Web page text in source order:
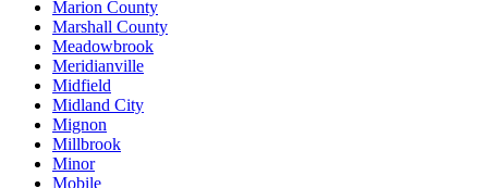
Marion County
Marshall County
Meadowbrook
Meridianville
Midfield
Midland City
Mignon
Millbrook
Minor
Mobile